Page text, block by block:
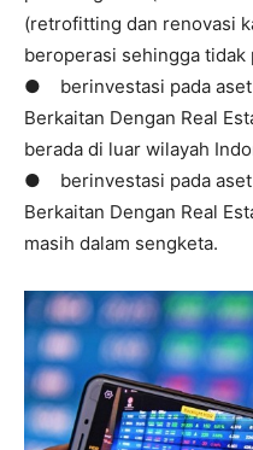
(retrofitting dan renovasi
beroperasi sehingga tidak
● berinvestasi pada aset
Berkaitan Dengan Real
berada di luar wilayah
● berinvestasi pada aset
Berkaitan Dengan Real
masih dalam sengketa.